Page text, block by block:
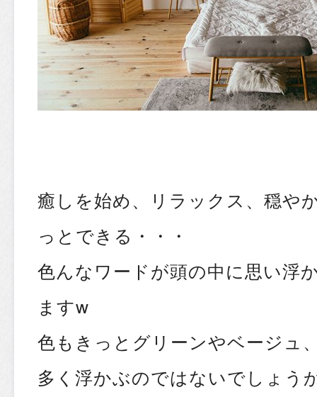
癒しを始め、リラックス、穏や
っとできる・・・
色んなワードが頭の中に思い浮
ますw
色もきっとグリーンやベージュ
多く浮かぶのではないでしょう